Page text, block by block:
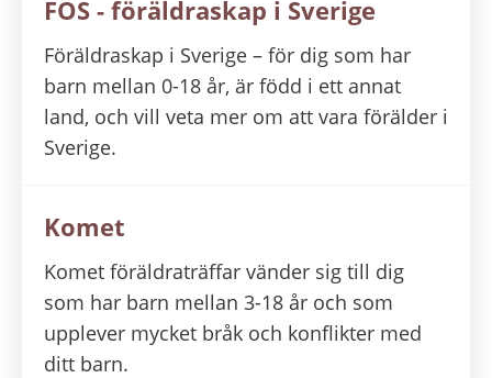
FÖS - föräldraskap i Sverige
Föräldraskap i Sverige – för dig som har
barn mellan 0-18 år, är född i ett annat
land, och vill veta mer om att vara förälder i
Sverige.
Komet
Komet föräldraträffar vänder sig till dig
som har barn mellan 3-18 år och som
upplever mycket bråk och konflikter med
ditt barn.